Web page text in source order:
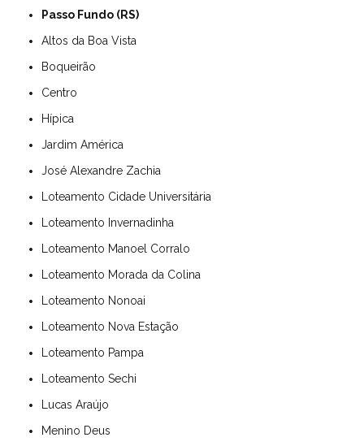
Passo Fundo (RS)
Altos da Boa Vista
Boqueirão
Centro
Hípica
Jardim América
José Alexandre Zachia
Loteamento Cidade Universitária
Loteamento Invernadinha
Loteamento Manoel Corralo
Loteamento Morada da Colina
Loteamento Nonoai
Loteamento Nova Estação
Loteamento Pampa
Loteamento Sechi
Lucas Araújo
Menino Deus